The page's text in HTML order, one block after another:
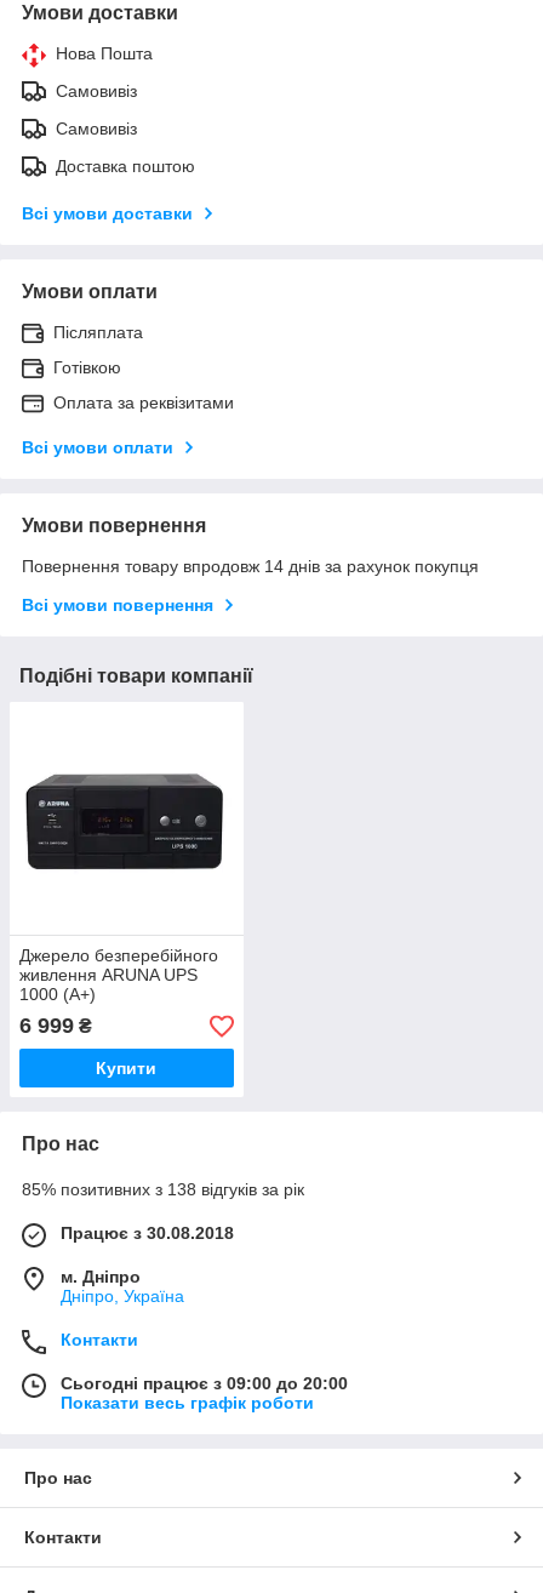
Умови доставки
Нова Пошта
Самовивіз
Самовивіз
Доставка поштою
Всі умови доставки
Умови оплати
Післяплата
Готівкою
Оплата за реквізитами
Всі умови оплати
Умови повернення
Повернення товару впродовж 14 днів за рахунок покупця
Всі умови повернення
Подібні товари компанії
Джерело безперебійного
живлення ARUNA UPS
1000 (А+)
6 999 ₴
Купити
Про нас
85% позитивних з 138 відгуків за рік
Працює з 30.08.2018
м. Дніпро
Дніпро, Україна
Контакти
Сьогодні працює з 09:00 до 20:00
Показати весь графік роботи
Про нас
Контакти